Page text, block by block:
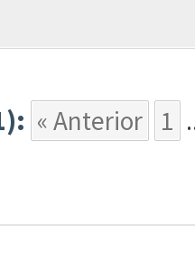
« Anterior 1